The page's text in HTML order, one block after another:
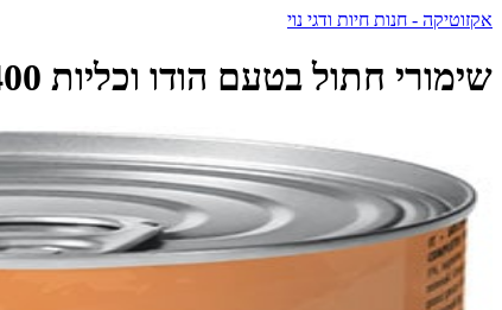
אקזוטיקה - חנות חיות ודגי נוי
שימורי חתול בטעם הודו וכליות 400 גרם | SIMBA - סימבה - Simba